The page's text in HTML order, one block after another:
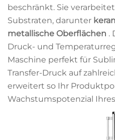
beschränkt. Sie
Substraten, darunter
metallische Oberflächen .
Druck- und
Maschine perfekt für
Transfer-Druck auf
erweitert so Ihr
Wachstumspotenzial